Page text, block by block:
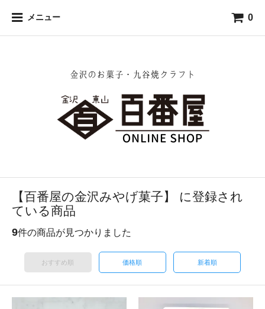
メニュー 0
【百番屋の金沢みやげ菓子】 に登録され
ている商品
9件の商品が見つかりました
おすすめ順 価格順 新着順